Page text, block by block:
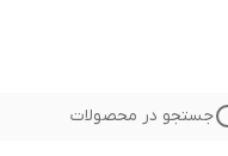
جستجو در محصولات